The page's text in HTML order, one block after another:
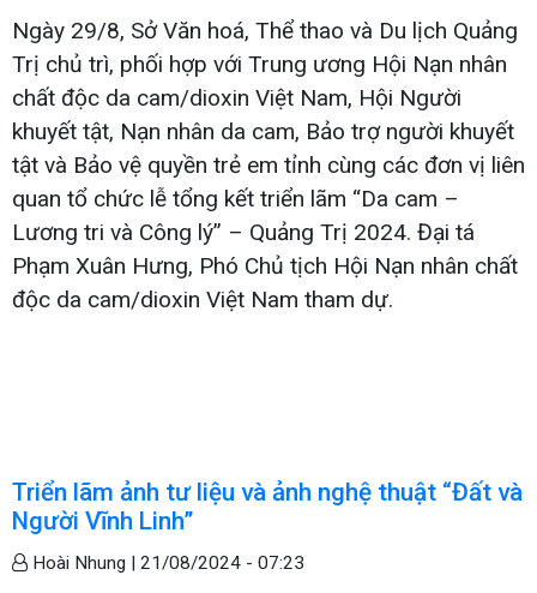
Ngày 29/8, Sở Văn hoá, Thể thao và Du lịch Quảng
Trị chủ trì, phối hợp với Trung ương Hội Nạn nhân
chất độc da cam/dioxin Việt Nam, Hội Người
khuyết tật, Nạn nhân da cam, Bảo trợ người khuyết
tật và Bảo vệ quyền trẻ em tỉnh cùng các đơn vị liên
quan tổ chức lễ tổng kết triển lãm “Da cam –
Lương tri và Công lý” – Quảng Trị 2024. Đại tá
Phạm Xuân Hưng, Phó Chủ tịch Hội Nạn nhân chất
độc da cam/dioxin Việt Nam tham dự.
Triển lãm ảnh tư liệu và ảnh nghệ thuật “Đất và
Người Vĩnh Linh”
Hoài Nhung | 21/08/2024 - 07:23